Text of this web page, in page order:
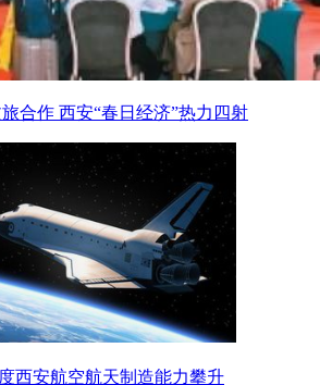
合作 西安“春日经济”热力四射
西安航空航天制造能力攀升